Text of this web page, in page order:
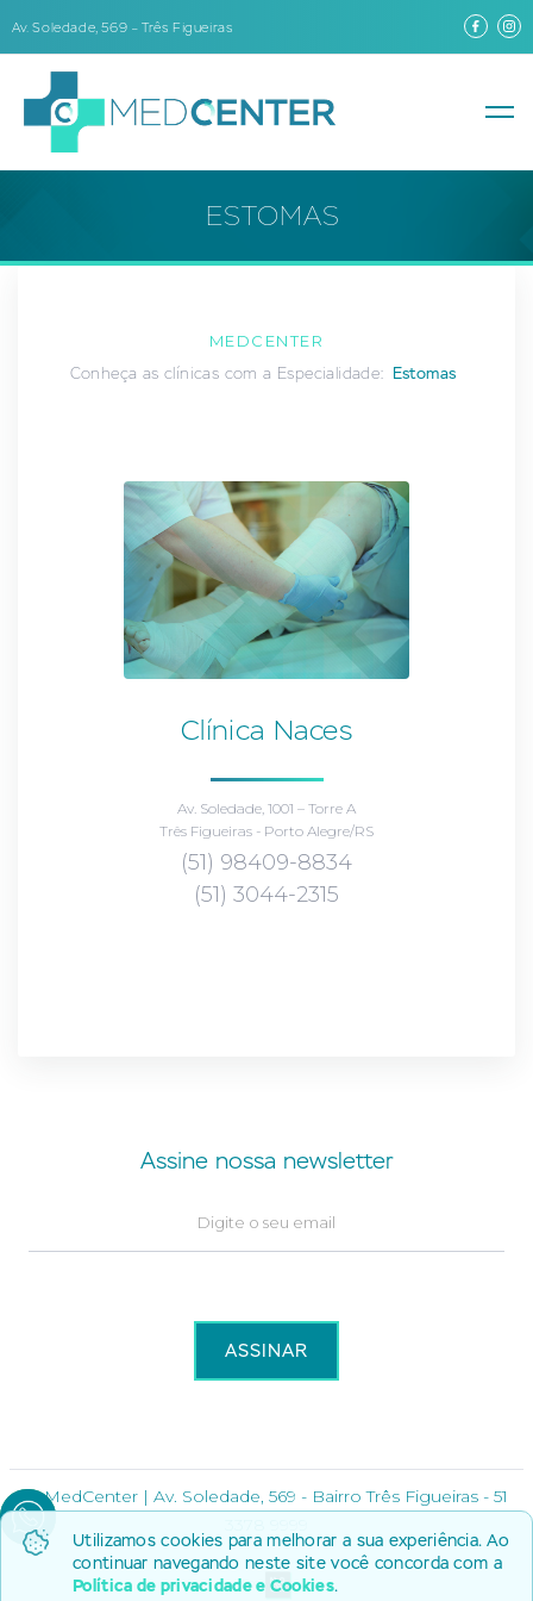
Av. Soledade, 569 – Três Figueiras
Utilizamos cookies para melhorar a sua experiência. Ao
continuar navegando neste site você concorda com a
Política de privacidade e Cookies.
ESTOMAS
MEDCENTER
Conheça as clínicas com a Especialidade: Estomas
Clínica Naces
Av. Soledade, 1001 – Torre A
Três Figueiras - Porto Alegre/RS
(51) 98409-8834
(51) 3044-2315
Assine nossa newsletter
© MedCenter | Av. Soledade, 569 - Bairro Três Figueiras - 51
Por